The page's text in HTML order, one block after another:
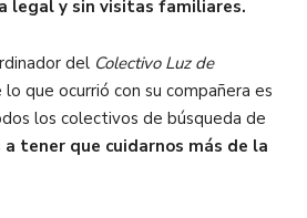
legal y sin visitas familiares.
del Colectivo Luz de
lo que ocurrió con su compañera es
los colectivos de búsqueda de
a tener que cuidarnos más de la